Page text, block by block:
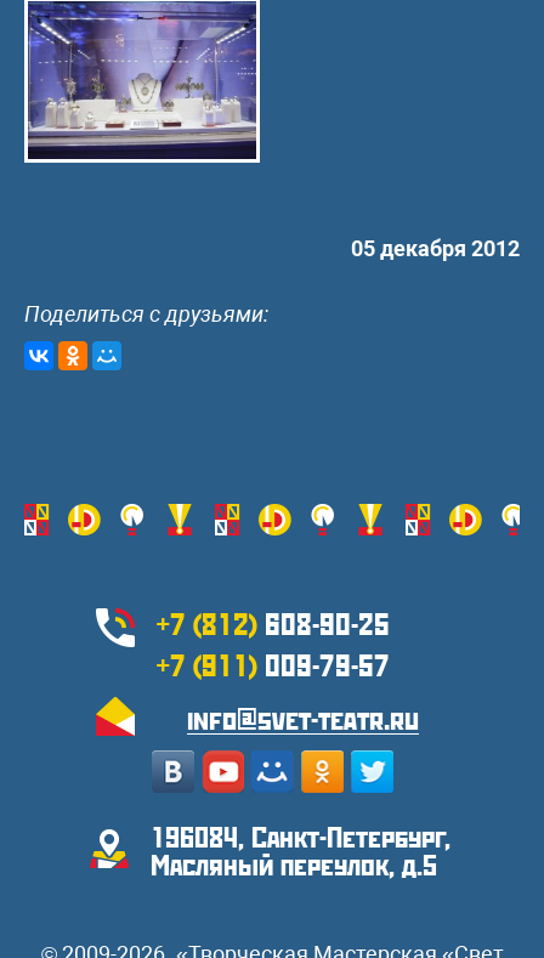
05 декабря 2012
Поделиться с друзьями:
+7 (812) 608-90-25
+7 (911) 009-79-57
info@svet-teatr.ru
196084, Санкт-Петербург,
Масляный переулок, д.5